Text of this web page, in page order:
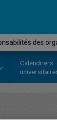
des
Calendriers